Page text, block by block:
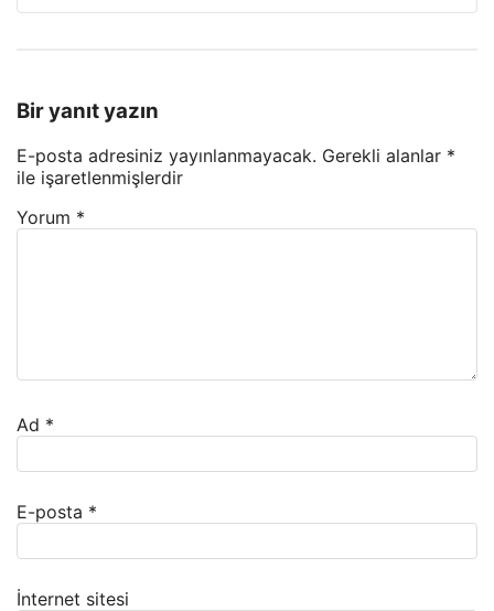
Bir yanıt yazın
E-posta adresiniz yayınlanmayacak. Gerekli alanlar *
ile işaretlenmişlerdir
Yorum *
Ad *
E-posta *
İnternet sitesi